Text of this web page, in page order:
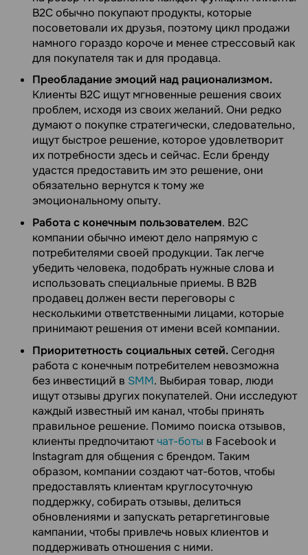
B2C обычно покупают продукты, которые
посоветовали их друзья, поэтому цикл продажи
намного гораздо короче и менее стрессовый как
для покупателя так и для продавца.
Преобладание эмоций над рационализмом.
Клиенты B2C ищут мгновенные решения своих
проблем, исходя из своих желаний. Они редко
думают о покупке стратегически, следовательно,
ищут быстрое решение, которое удовлетворит
их потребности здесь и сейчас. Если бренду
удастся предоставить им это решение, они
обязательно вернутся к тому же
эмоциональному опыту.
Работа с конечным пользователем. B2C
компании обычно имеют дело напрямую с
потребителями своей продукции. Так легче
убедить человека, подобрать нужные слова и
использовать специальные приемы. В B2B
продавец должен вести переговоры с
несколькими ответственными лицами, которые
принимают решения от имени всей компании.
Приоритетность социальных сетей.Сегодня
работа с конечным потребителем невозможна
без инвестиций в SMM. Выбирая товар, люди
ищут отзывы других покупателей. Они исследуют
каждый известный им канал, чтобы принять
правильное решение. Помимо поиска отзывов,
клиенты предпочитаютчат-боты в Facebook и
Instagram для общения с брендом. Таким
образом, компании создают чат-ботов, чтобы
предоставлять клиентам круглосуточную
поддержку, собирать отзывы, делиться
обновлениями и запускать ретаргетинговые
кампании, чтобы привлечь новых клиентов и
поддерживать отношения с ними.